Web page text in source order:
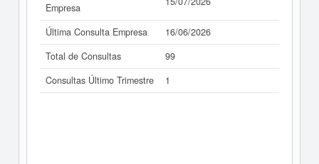
Empresa
Última Consulta Empresa
16/06/2026
Total de Consultas
99
Consultas Último Trimestre
1